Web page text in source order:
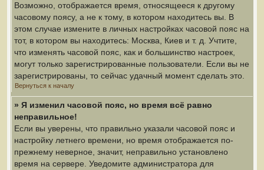
Возможно, отображается время, относящееся к другому
часовому поясу, а не к тому, в котором находитесь вы. В
этом случае измените в личных настройках часовой пояс на
тот, в котором вы находитесь: Москва, Киев и т. д. Учтите,
что изменять часовой пояс, как и большинство настроек,
могут только зарегистрированные пользователи. Если вы не
зарегистрированы, то сейчас удачный момент сделать это.
Вернуться к началу
» Я изменил часовой пояс, но время всё равно
неправильное!
Если вы уверены, что правильно указали часовой пояс и
настройку летнего времени, но время отображается по-
прежнему неверное, значит, неправильно установлено
время на сервере. Уведомите администратора для